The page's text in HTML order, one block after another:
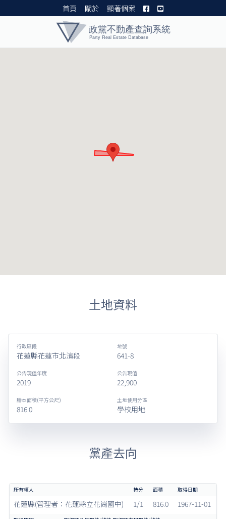
首頁 關於 顯著個案
土地資料
行政區段
花蓮縣花蓮市北濱段
地號
641-8
公告現值年度
2019
公告現值
22,900
謄本面積(平方公尺)
816.0
土地使用分區
學校用地
黨產去向
花蓮縣(管理者：花蓮縣立花崗國中) 1/1 816.0 1967-11-01